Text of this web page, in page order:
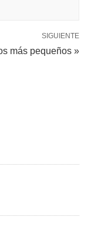
SIGUIENTE
más pequeños »